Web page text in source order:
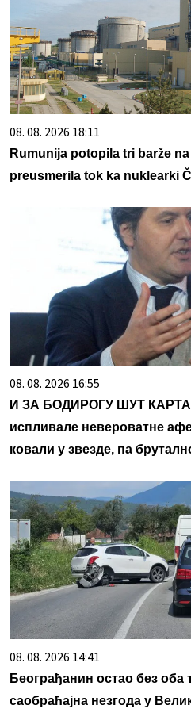
08. 08. 2026 18:11
Rumunija potopila tri barže
preusmerila tok ka nuklearki
08. 08. 2026 16:55
И ЗА БОДИРОГУ ШУТ
испливале невероватне
ковали у звезде, па
08. 08. 2026 14:41
Београђанин остао без оба
саобраћајна незгода у